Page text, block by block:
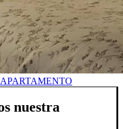
nuestra